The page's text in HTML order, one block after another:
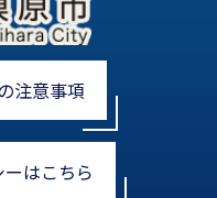
注意事項
はこちら